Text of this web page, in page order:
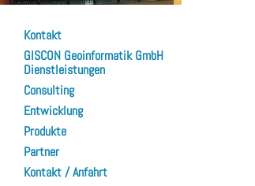
Kontakt
GISCON Geoinformatik GmbH
Dienstleistungen
Consulting
Entwicklung
Produkte
Partner
Kontakt / Anfahrt